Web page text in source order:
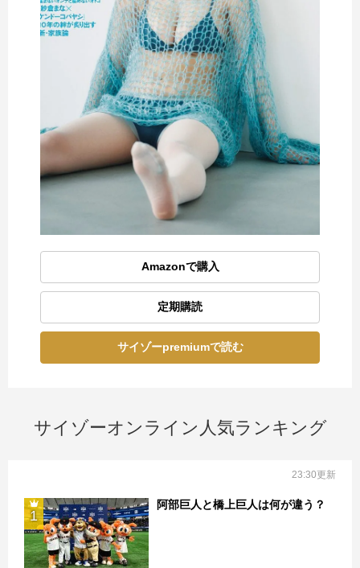
Amazonで購入
定期購読
サイゾーpremiumで読む
サイゾーオンライン人気ランキング
23:30更新
1
阿部巨人と橋上巨人は何が違う？